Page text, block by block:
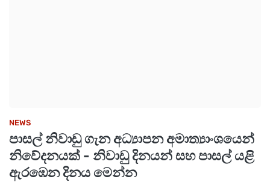
NEWS
පාසල් නිවාඩු ගැන අධ්‍යාපන අමාත්‍යාංශයෙන්
නිවේදනයක් - නිවාඩු දිනයන් සහ පාසල් යළි
ඇරඹෙන දිනය මෙන්න